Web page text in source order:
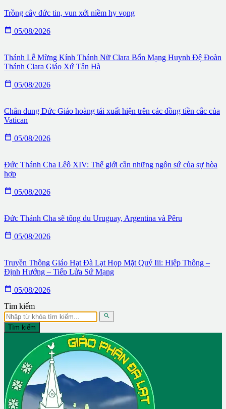
Trồng cây đức tin, vun xới niềm hy vọng
 05/08/2026
Thánh Lễ Mừng Kính Thánh Nữ Clara Bổn Mạng Huynh Đệ Đoàn
Thánh Clara Giáo Xứ Tân Hà
 05/08/2026
Chân dung Đức Giáo hoàng tái xuất hiện trên các đồng tiền cắc của
Vatican
 05/08/2026
Đức Thánh Cha Lêô XIV: Thế giới cần những ngôn sứ của sự hòa
hợp
 05/08/2026
Đức Thánh Cha sẽ tông du Uruguay, Argentina và Pêru
 05/08/2026
Truyền Thông Giáo Hạt Đà Lạt Họp Mặt Quý Iii: Hiệp Thông –
Định Hướng – Tiếp Lửa Sứ Mạng
 05/08/2026
Tìm kiếm

Tìm kiếm